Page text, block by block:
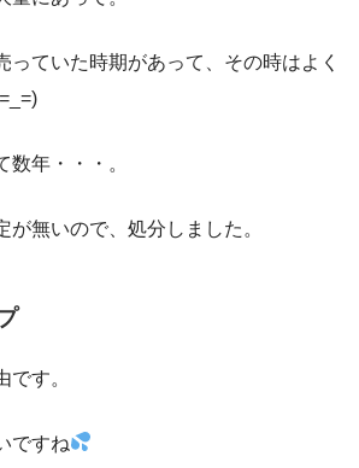
っていた時期があって、その時はよく
数年・・・。
が無いので、処分しました。
です。
ですね